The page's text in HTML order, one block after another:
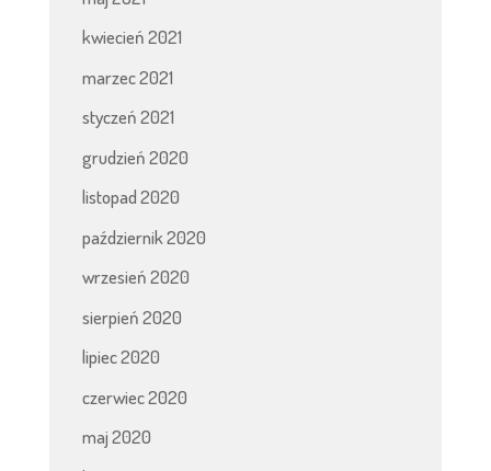
kwiecień 2021
marzec 2021
styczeń 2021
grudzień 2020
listopad 2020
październik 2020
wrzesień 2020
sierpień 2020
lipiec 2020
czerwiec 2020
maj 2020